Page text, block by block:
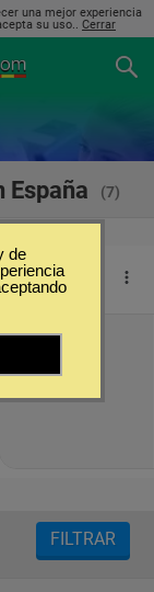
una mejor experiencia
su uso.. Cerrar
España (7)
FILTRAR
de